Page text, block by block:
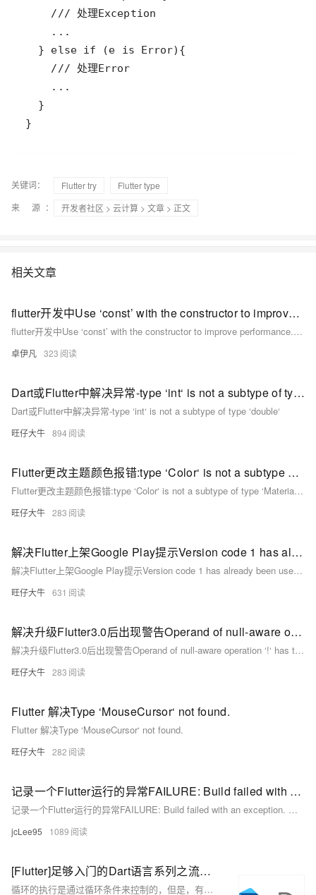
关键词： Flutter try
Flutter type
来 源：
开发者社区 > 云计算 > 文章 > 正文
相关文章
flutter开发中Use ‘const’ with the constructor to improve performance. Try adding the ‘const’ keyword to the constructor invocation.报错如何解决-优雅草卓伊凡
flutter开发中Use ‘const’ with the constructor to improve performance. Try adding the ‘const’ keyword to the constructor invocation.报错如何解决-优雅草卓伊凡
卓伊凡 323
Dart或Flutter中解决异常-type ‘int‘ is not a subtype of type ‘double‘
Dart或Flutter中解决异常-type ‘int‘ is not a subtype of type ‘double‘
旺仔大牛 894
Flutter更改主题颜色报错:type ‘Color‘ is not a subtype of type ‘MaterialColor‘
Flutter更改主题颜色报错:type ‘Color‘ is not a subtype of type ‘MaterialColor‘
旺仔大牛 283
解决Flutter上架Google Play提示Version code 1 has already been used. Try another version code.
解决Flutter上架Google Play提示Version code 1 has already been used. Try another version code.
旺仔大牛 631
解决升级Flutter3.0后出现警告Operand of null-aware operation ‘!‘ has type ‘WidgetsBinding‘ which excludes null
解决升级Flutter3.0后出现警告Operand of null-aware operation ‘!‘ has type ‘WidgetsBinding‘ which excludes null
旺仔大牛 283
Flutter 解决Type ‘MouseCursor‘ not found.
Flutter 解决Type ‘MouseCursor‘ not found.
旺仔大牛 282
记录一个Flutter运行的异常FAILURE: Build failed with an exception. What went wrong: A problem occurred config
记录一个Flutter运行的异常FAILURE: Build failed with an exception. What went wrong: A problem occurred config
jcLee95 1089
[Flutter]足够入门的Dart语言系列之流程控制语句：中断和异常(continue/break、try...catch)
循环的执行是通过循环条件来控制的，但是，有时我们想要通过额外的条件判断，来决定是否中断执行，或者中断本次循环而继续执行下次及之后的循环；此外，我们需要对于异常情况的处理...